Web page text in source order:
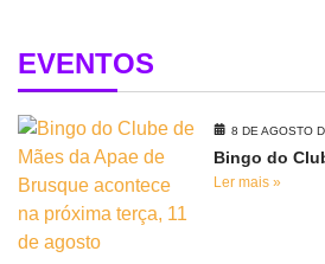
EVENTOS
8 DE AGOSTO
Bingo do
Ler mais »